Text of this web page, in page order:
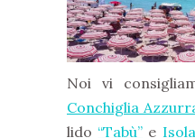
Noi vi
Conchiglia
lido “Tabù” e